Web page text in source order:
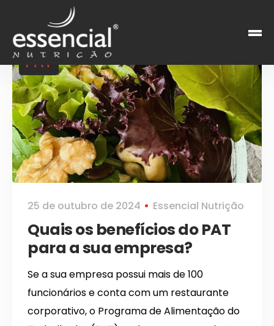
PAT
25 de outubro de 2024 Essencial Nutrição
Quais os benefícios do PAT
para a sua empresa?
Se a sua empresa possui mais de 100
funcionários e conta com um restaurante
corporativo, o Programa de Alimentação do